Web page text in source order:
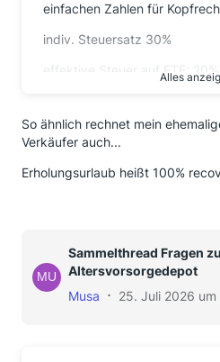
einfachen Zahlen für
indiv. Steuersatz 30%
effektive Steuer auf ETF:
AVD, Blitzerhohlung auf
Nach Erholung wird Kasse
verjubelt. Zinsgewinne
vernachlässigbar.
Szenario 1: AVD in sicherer
Auswirkung auf Depotwert
Alles
So ähnlich rechnet mein
Verkäufer auch...
Erholungsurlaub heißt 100%
Sammelthread Fragen
Altersvorsorgedepot
Musa
25. Juli 2026 um